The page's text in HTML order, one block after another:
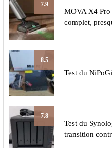
7.9
MOVA X4 Pro
complet,
8.5
Test du
7.8
Test du
transition